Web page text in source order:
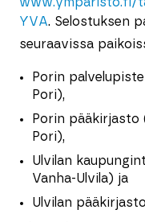
YVA. Selostuksen
seuraavissa
Porin
Pori),
Porin pääkirjasto
Pori),
Ulvilan
Vanha-Ulvila) ja
Ulvilan